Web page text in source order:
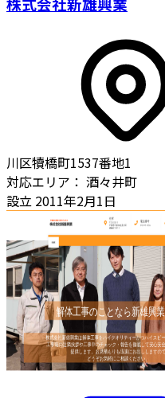
川区犢橋町1537番地1
対応エリア： 酒々井町
設立 2011年2月1日